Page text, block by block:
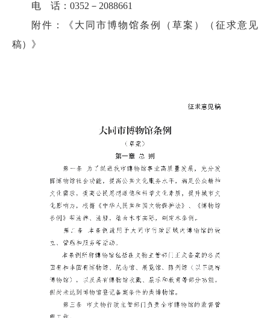
电 话：0352－2088661
附件：《大同市博物馆条例（草案）（征求意见
稿）》